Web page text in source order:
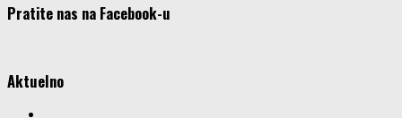
Pratite nas na Facebook-u
Aktuelno